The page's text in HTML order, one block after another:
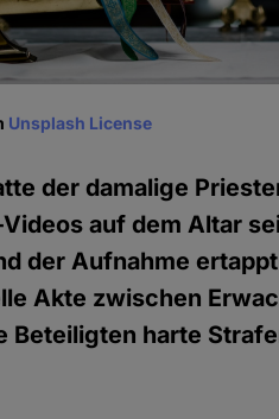
Unsplash License
der damalige
auf dem Altar
der Aufnahme
Akte zwischen
Beteiligten harte